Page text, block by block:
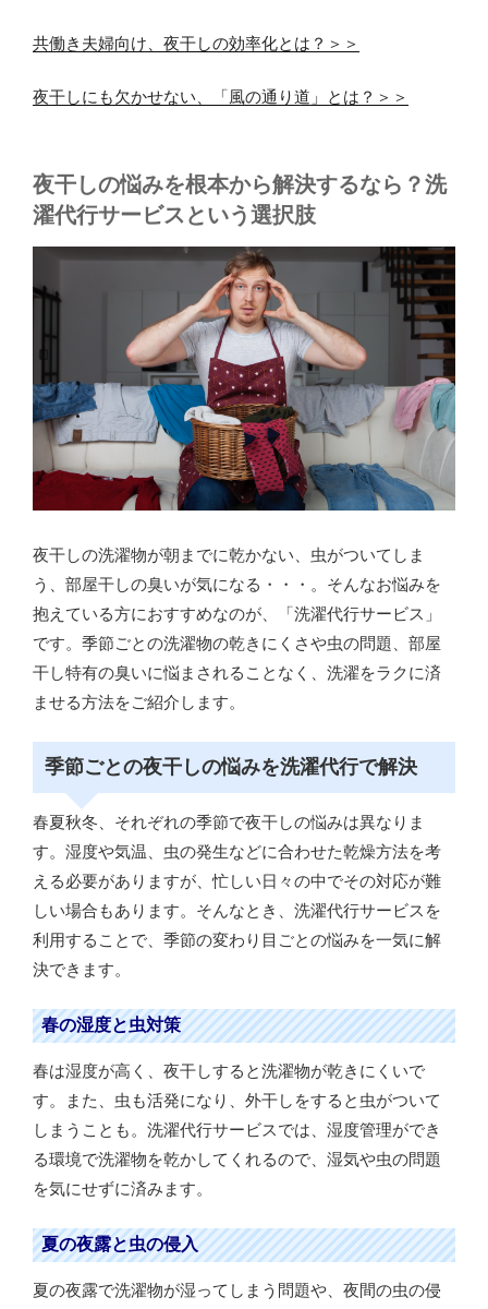
共働き夫婦向け、夜干しの効率化とは？＞＞
夜干しにも欠かせない、「風の通り道」とは？＞＞
夜干しの悩みを根本から解決するなら？洗
濯代行サービスという選択肢
夜干しの洗濯物が朝までに乾かない、虫がついてしま
う、部屋干しの臭いが気になる・・・。そんなお悩みを
抱えている方におすすめなのが、「洗濯代行サービス」
です。季節ごとの洗濯物の乾きにくさや虫の問題、部屋
干し特有の臭いに悩まされることなく、洗濯をラクに済
ませる方法をご紹介します。
季節ごとの夜干しの悩みを洗濯代行で解決
春夏秋冬、それぞれの季節で夜干しの悩みは異なりま
す。湿度や気温、虫の発生などに合わせた乾燥方法を考
える必要がありますが、忙しい日々の中でその対応が難
しい場合もあります。そんなとき、洗濯代行サービスを
利用することで、季節の変わり目ごとの悩みを一気に解
決できます。
春の湿度と虫対策
春は湿度が高く、夜干しすると洗濯物が乾きにくいで
す。また、虫も活発になり、外干しをすると虫がついて
しまうことも。洗濯代行サービスでは、湿度管理ができ
る環境で洗濯物を乾かしてくれるので、湿気や虫の問題
を気にせずに済みます。
夏の夜露と虫の侵入
夏の夜露で洗濯物が湿ってしまう問題や、夜間の虫の侵